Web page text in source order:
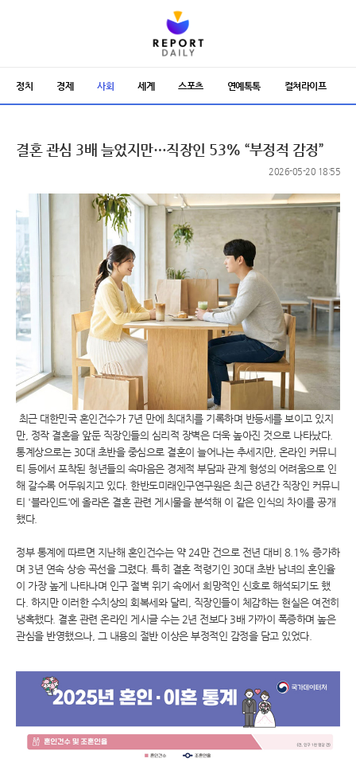
정치 경제 사회 세계 스포츠 연예톡톡 컬쳐라이프
결혼 관심 3배 늘었지만…직장인 53% “부정적 감정”
2026-05-20 18:55
최근 대한민국 혼인건수가 7년 만에 최대치를 기록하며 반등세를 보이고 있지
만, 정작 결혼을 앞둔 직장인들의 심리적 장벽은 더욱 높아진 것으로 나타났다.
통계상으로는 30대 초반을 중심으로 결혼이 늘어나는 추세지만, 온라인 커뮤니
티 등에서 포착된 청년들의 속마음은 경제적 부담과 관계 형성의 어려움으로 인
해 갈수록 어두워지고 있다. 한반도미래인구연구원은 최근 8년간 직장인 커뮤니
티 '블라인드'에 올라온 결혼 관련 게시물을 분석해 이 같은 인식의 차이를 공개
했다.
정부 통계에 따르면 지난해 혼인건수는 약 24만 건으로 전년 대비 8.1% 증가하
며 3년 연속 상승 곡선을 그렸다. 특히 결혼 적령기인 30대 초반 남녀의 혼인율
이 가장 높게 나타나며 인구 절벽 위기 속에서 희망적인 신호로 해석되기도 했
다. 하지만 이러한 수치상의 회복세와 달리, 직장인들이 체감하는 현실은 여전히
냉혹했다. 결혼 관련 온라인 게시글 수는 2년 전보다 3배 가까이 폭증하며 높은
관심을 반영했으나, 그 내용의 절반 이상은 부정적인 감정을 담고 있었다.